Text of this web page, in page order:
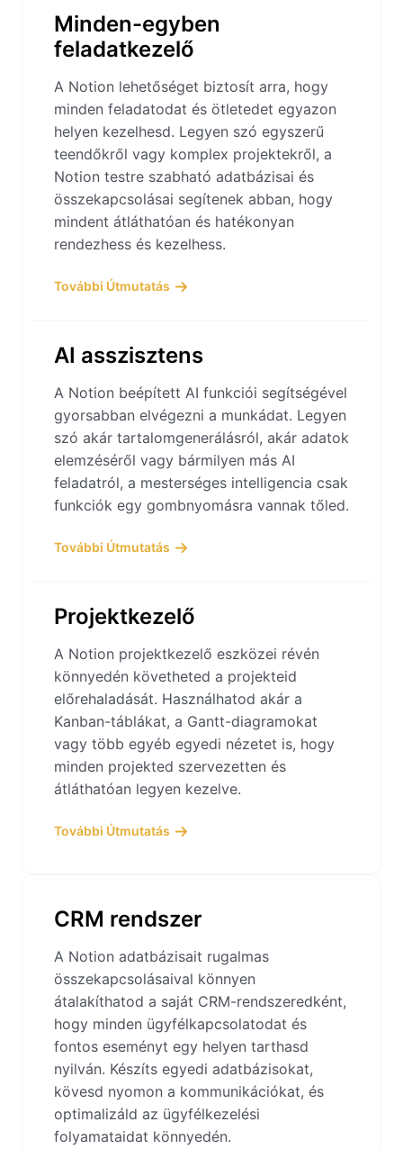
Minden-egyben
feladatkezelő
A Notion lehetőséget biztosít arra, hogy
minden feladatodat és ötletedet egyazon
helyen kezelhesd. Legyen szó egyszerű
teendőkről vagy komplex projektekről, a
Notion testre szabható adatbázisai és
összekapcsolásai segítenek abban, hogy
mindent átláthatóan és hatékonyan
rendezhess és kezelhess.
További Útmutatás
AI asszisztens
A Notion beépített AI funkciói segítségével
gyorsabban elvégezni a munkádat. Legyen
szó akár tartalomgenerálásról, akár adatok
elemzéséről vagy bármilyen más AI
feladatról, a mesterséges intelligencia csak
funkciók egy gombnyomásra vannak tőled.
További Útmutatás
Projektkezelő
A Notion projektkezelő eszközei révén
könnyedén követheted a projekteid
előrehaladását. Használhatod akár a
Kanban-táblákat, a Gantt-diagramokat
vagy több egyéb egyedi nézetet is, hogy
minden projekted szervezetten és
átláthatóan legyen kezelve.
További Útmutatás
CRM rendszer
A Notion adatbázisait rugalmas
összekapcsolásaival könnyen
átalakíthatod a saját CRM-rendszeredként,
hogy minden ügyfélkapcsolatodat és
fontos eseményt egy helyen tarthasd
nyilván. Készíts egyedi adatbázisokat,
kövesd nyomon a kommunikációkat, és
optimalizáld az ügyfélkezelési
folyamataidat könnyedén.